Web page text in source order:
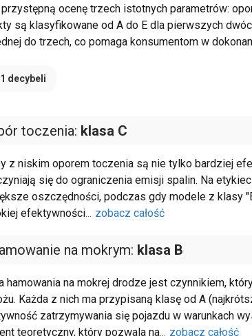
ocenę trzech istotnych parametrów:
są klasyfikowane od A do E dla pierwszych
do trzech, co pomaga konsumentom w
decybeli
toczenia: klasa C
z niskim oporem toczenia są nie tylko bardziej
się do ograniczenia emisji spalin. Na
oszczędności, podczas gdy modele z klasy
efektywności... zobacz całość
na mokrym: klasa B
hamowania na mokrej drodze jest czynnikiem,
Każda z nich ma przypisaną klasę od A
zatrzymywania się pojazdu w warunkach
teoretyczny, który pozwala na... zobacz całość